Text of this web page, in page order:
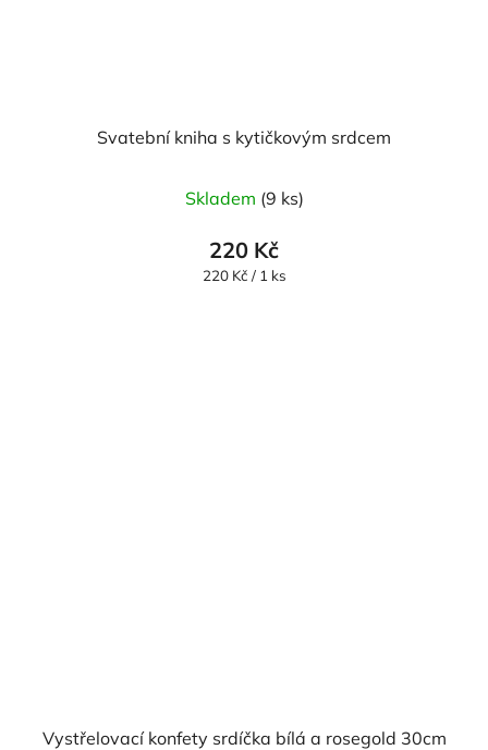
Svatební kniha s kytičkovým srdcem
Skladem (9 ks)
220 Kč
Měrná
220 Kč / 1 ks
Vystřelovací konfety srdíčka bílá a rosegold 30cm